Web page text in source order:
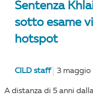
Sentenza
sotto esame
hotspot
CILD staff 3 maggio
A distanza di 5 anni